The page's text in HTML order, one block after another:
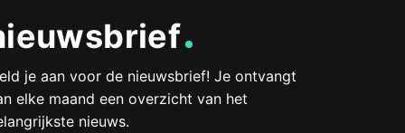
je aan voor de nieuwsbrief! Je ontvangt
elke maand een overzicht van het
nieuws.